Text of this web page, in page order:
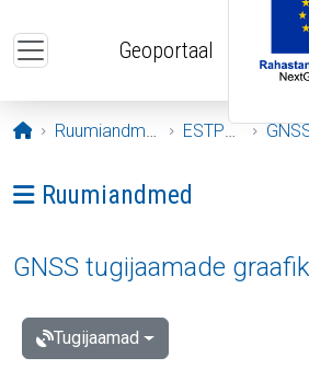
Geoportaal
Avaleht
Ruumiandmed ESTPOS
Ava menüü: Ruumiandmed
Ruumiandmed
GNSS tugijaamade
Tugijaamad